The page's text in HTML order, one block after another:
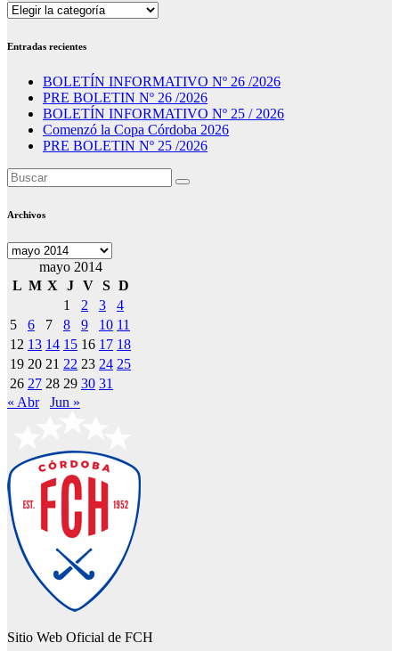
Secciones
Entradas recientes
BOLETÍN INFORMATIVO Nº 26 /2026
PRE BOLETIN Nº 26 /2026
BOLETÍN INFORMATIVO Nº 25 / 2026
Comenzó la Copa Córdoba 2026
PRE BOLETIN Nº 25 /2026
Archivos
Archivos
mayo 2014
L M X J V S D
1
2 3
4
5
6 7 8 9 10 11
12 13 14 15 16 17 18
19 20 21 22 23 24 25
26 27 28 29 30 31
« Abr
Jun »
Sitio Web Oficial de FCH